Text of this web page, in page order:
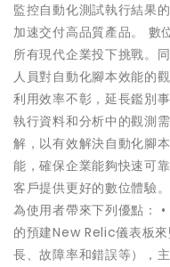
監控自動化測試執行結果
加速交付高品質產品。 數
所有現代企業投下挑戰。
人員對自動化腳本效能的
利用效率不彰，延長鑑別
執行資料和分析中的觀測
解，以有效解決自動化腳
能，確保企業能夠快速可
客戶提供更好的數位體驗
為使用者帶來下列優點：
的預建New Relic儀表板
長、故障率和錯誤等），